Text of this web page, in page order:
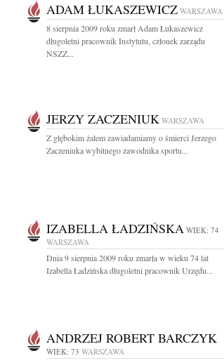
ADAM ŁUKASZEWICZ WARSZAWA
8 sierpnia 2009 roku zmarł Adam Łukaszewicz
długoletni pracownik Instytutu, członek zarządu
NSZZ...
JERZY ZACZENIUK WARSZAWA
Z głębokim żalem zawiadamiamy o śmierci Jerzego
Zaczeniuka wybitnego zawodnika sportu...
IZABELLA ŁADZIŃSKA WIEK: 74
WARSZAWA
Dnia 9 sierpnia 2009 roku zmarła w wieku 74 lat
Izabella Ładzińska długoletni pracownik Urzędu...
ANDRZEJ ROBERT BARCZYK
WIEK: 73 WARSZAWA